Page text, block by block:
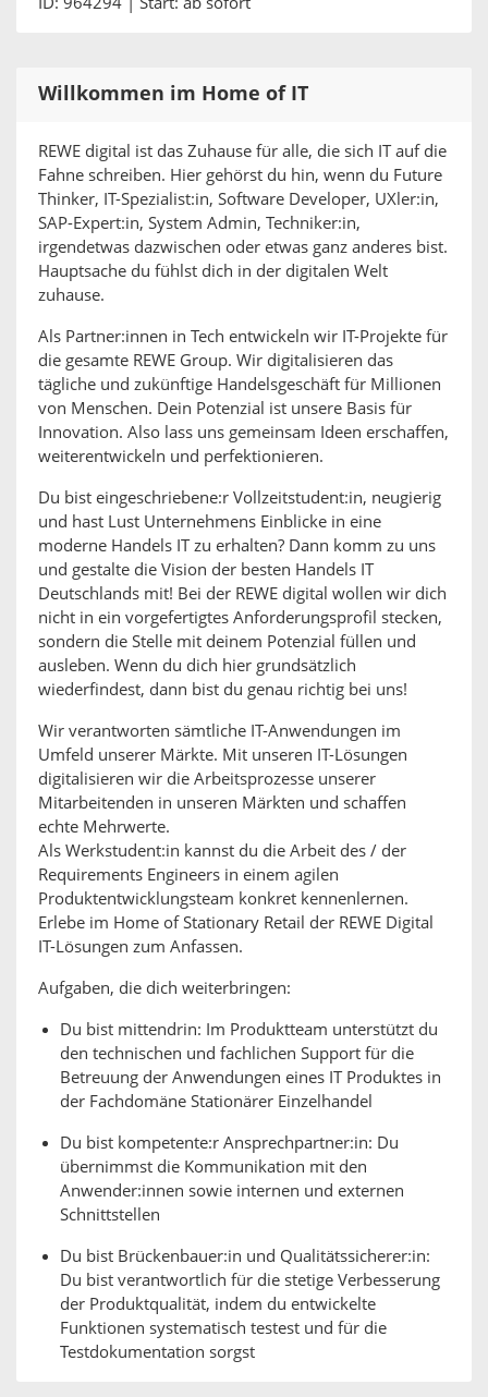
Willkommen im Home of IT
REWE digital ist das Zuhause für alle, die sich IT auf die
Fahne schreiben. Hier gehörst du hin, wenn du Future
Thinker, IT-Spezialist:in, Software Developer, UXler:in,
SAP-Expert:in, System Admin, Techniker:in,
irgendetwas dazwischen oder etwas ganz anderes bist.
Hauptsache du fühlst dich in der digitalen Welt
zuhause.
Als Partner:innen in Tech entwickeln wir IT-Projekte für
die gesamte REWE Group. Wir digitalisieren das
tägliche und zukünftige Handelsgeschäft für Millionen
von Menschen. Dein Potenzial ist unsere Basis für
Innovation. Also lass uns gemeinsam Ideen erschaffen,
weiterentwickeln und perfektionieren.
Du bist eingeschriebene:r Vollzeitstudent:in, neugierig
und hast Lust Unternehmens Einblicke in eine
moderne Handels IT zu erhalten? Dann komm zu uns
und gestalte die Vision der besten Handels IT
Deutschlands mit! Bei der REWE digital wollen wir dich
nicht in ein vorgefertigtes Anforderungsprofil stecken,
sondern die Stelle mit deinem Potenzial füllen und
ausleben. Wenn du dich hier grundsätzlich
wiederfindest, dann bist du genau richtig bei uns!
Wir verantworten sämtliche IT-Anwendungen im
Umfeld unserer Märkte. Mit unseren IT-Lösungen
digitalisieren wir die Arbeitsprozesse unserer
Mitarbeitenden in unseren Märkten und schaffen
echte Mehrwerte.
Als Werkstudent:in kannst du die Arbeit des / der
Requirements Engineers in einem agilen
Produktentwicklungsteam konkret kennenlernen.
Erlebe im Home of Stationary Retail der REWE Digital
IT-Lösungen zum Anfassen.
Aufgaben, die dich weiterbringen:
Du bist mittendrin: Im Produktteam unterstützt du
den technischen und fachlichen Support für die
Betreuung der Anwendungen eines IT Produktes in
der Fachdomäne Stationärer Einzelhandel
Du bist kompetente:r Ansprechpartner:in: Du
übernimmst die Kommunikation mit den
Anwender:innen sowie internen und externen
Schnittstellen
Du bist Brückenbauer:in und Qualitätssicherer:in:
Du bist verantwortlich für die stetige Verbesserung
der Produktqualität, indem du entwickelte
Funktionen systematisch testest und für die
Testdokumentation sorgst